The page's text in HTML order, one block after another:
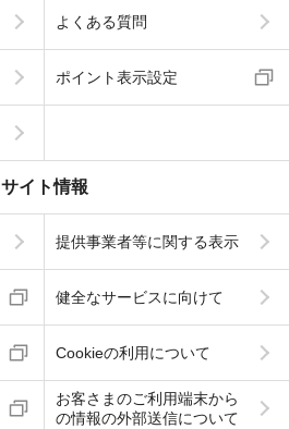
よくある質問
ポイント表示設定
サイト情報
提供事業者等に関する表示
健全なサービスに向けて
Cookieの利用について
お客さまのご利用端末から
の情報の外部送信について